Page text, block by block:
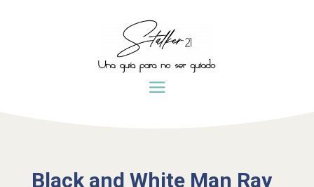
Black and White Man Ray